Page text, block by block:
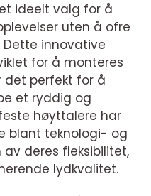
ideelt valg for å
uten å ofre
innovative
for å monteres
det perfekt for å
et ryddig og
høyttalere har
blant teknologi- og
deres fleksibilitet,
lydkvalitet.